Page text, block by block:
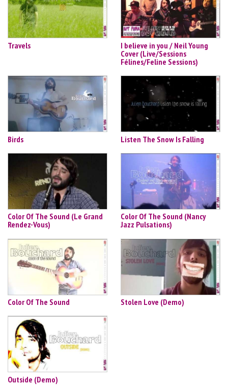
Travels
I believe in you / Neil Young
Cover (Live/Sessions
Félines/Feline Sessions)
Birds Listen The Snow Is Falling
Color Of The Sound (Le Grand
Rendez-Vous)
Color Of The Sound (Nancy
Jazz Pulsations)
Color Of The Sound Stolen Love (Demo)
Outside (Demo)